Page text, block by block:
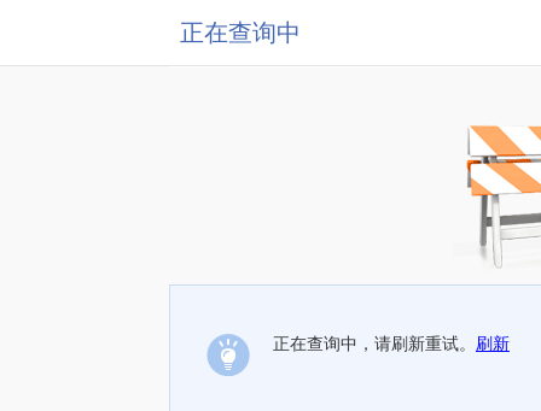
正在查询中
正在查询中，请刷新重试。 刷新